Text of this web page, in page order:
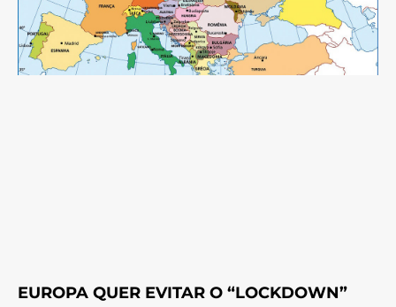
EUROPA QUER EVITAR O “LOCKDOWN”